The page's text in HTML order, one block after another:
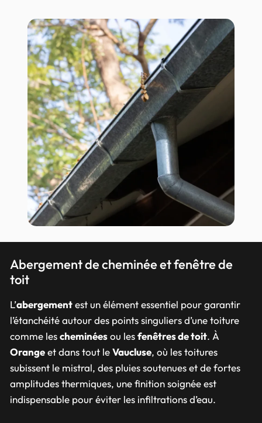
Abergement de cheminée et fenêtre de
toit
L’abergementest un élément essentiel pour garantir
l’étanchéité autour des points singuliers d’une toiture
comme lescheminéesou lesfenêtres de toit. À
Orangeet dans tout leVaucluse, où les toitures
subissent le mistral, des pluies soutenues et de fortes
amplitudes thermiques, une finition soignée est
indispensable pour éviter les infiltrations d’eau.